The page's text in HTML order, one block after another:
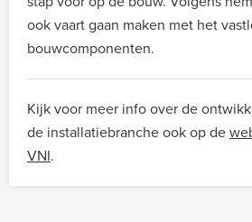
ook vaart gaan maken met het
bouwcomponenten.
Kijk voor meer info over de
de installatiebranche ook op de
VNI.